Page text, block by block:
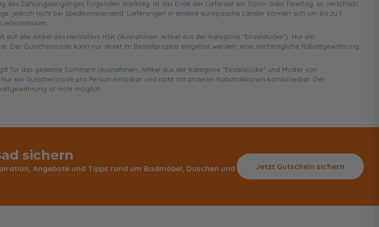
Zahlungseinganges folgenden Werktag. Ist das Ende der Lieferzeit ein Sonn- oder Feiertag, so verschiebt
jedoch nicht bei Speditionsversand. Lieferungen in andere europäische Länder können sich um bis zu 1
alle Artikel des Herstellers HSK (Ausnahmen: Artikel aus der Kategorie "Einzelstücke"). Nur ein
Der Gutscheincode kann nur direkt im Bestellprozess eingelöst werden, eine nachträgliche Rabattgewährung
für das gesamte Sortiment (Ausnahmen: Artikel aus der Kategorie "Einzelstücke" und Muster von
ein Gutscheincode pro Person einlösbar und nicht mit anderen Rabattaktionen kombinierbar. Der
ist nicht möglich.
sichern
Angebote und Tipps rund um Badmöbel, Duschen und
Jetzt Gutschein sichern